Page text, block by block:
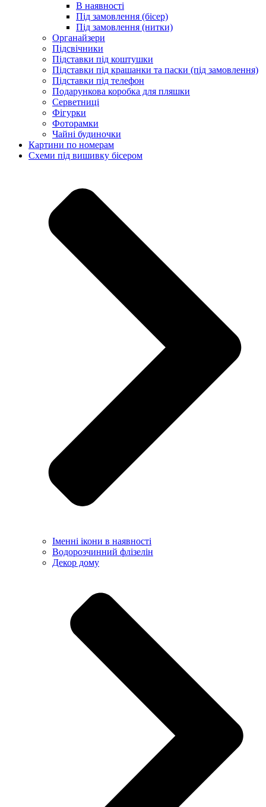
В наявності
Під замовлення (бісер)
Під замовлення (нитки)
Органайзери
Підсвічники
Підставки під коштушки
Підставки під крашанки та паски (під замовлення)
Підставки під телефон
Подарункова коробка для пляшки
Серветниці
Фігурки
Фоторамки
Чайні будиночки
Картини по номерам
Схеми під вишивку бісером
Іменні ікони в наявності
Водорозчинний флізелін
Декор дому